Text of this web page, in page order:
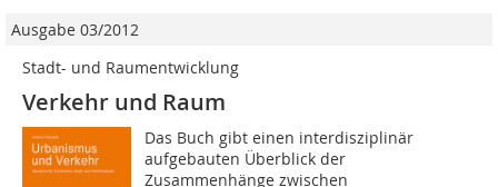
Ausgabe 03/2012
Stadt- und Raumentwicklung
Verkehr und Raum
Das Buch gibt einen interdisziplinär
aufgebauten Überblick der
Zusammenhänge zwischen